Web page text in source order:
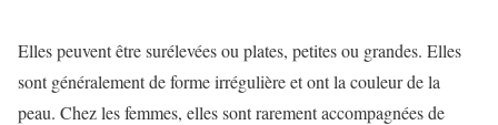
Elles peuvent être surélevées ou plates, petites ou grandes. Elles
sont généralement de forme irrégulière et ont la couleur de la
peau. Chez les femmes, elles sont rarement accompagnées de